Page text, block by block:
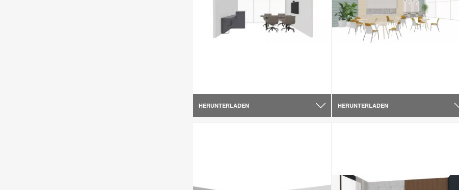
HERUNTERLADEN HERUNTERLADEN